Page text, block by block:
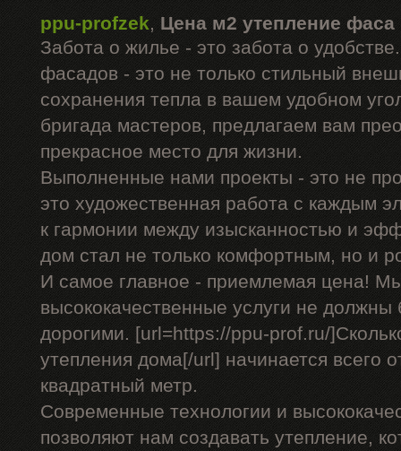
ppu-profzek,Цена м2 утепление фаса
Забота о жилье - это забота о
фасадов - это не только стильный
сохранения тепла в вашем удобном
бригада мастеров, предлагаем вам
прекрасное место для жизни.
Выполненные нами проекты - это не
это художественная работа с каждым
к гармонии между изысканностью и
дом стал не только комфортным, но и
И самое главное - приемлемая цена!
высококачественные услуги не
дорогими. [url=https://ppu-prof.ru/
утепления дома[/url] начинается всего
квадратный метр.
Современные технологии и
позволяют нам создавать утепление,